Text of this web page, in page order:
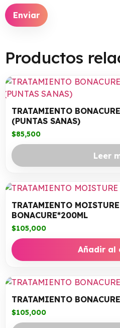
Productos
TRATAMIENTO
(PUNTAS SANAS)
$85,500
Leer
TRATAMIENTO
BONACURE*200ML
$105,000
Añadir al
TRATAMIENTO
$105,000